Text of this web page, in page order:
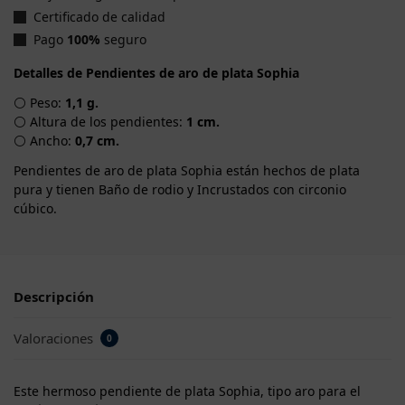
Certificado de calidad
Pago 100% seguro
Detalles de Pendientes de aro de plata Sophia
⚪ Peso: 1,1 g.
⚪ Altura de los pendientes: 1 cm.
⚪ Ancho: 0,7 cm.
Pendientes de aro de plata Sophia están hechos de plata
pura y tienen Baño de rodio y Incrustados con circonio
cúbico.
Descripción
Valoraciones 0
Este hermoso pendiente de plata Sophia, tipo aro para el